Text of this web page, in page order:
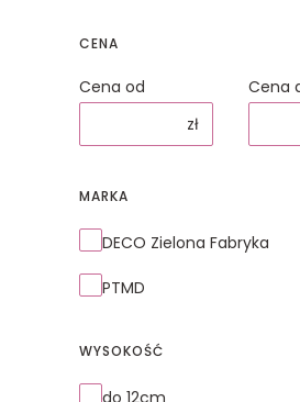
CENA
Cena od
zł
Cena
MARKA
Marka
DECO Zielona Fabryka
PTMD
WYSOKOŚĆ
wysokość
do 12cm